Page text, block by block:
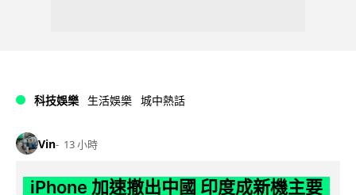
科技娛樂 生活娛樂 城中熱話
Vin 13 小時
iPhone 加速撤出中國 印度成新機主要